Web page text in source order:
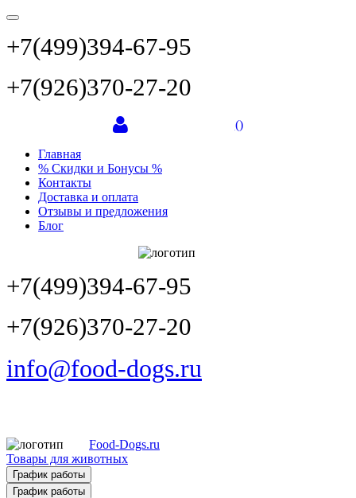
+7(499)394-67-95
+7(926)370-27-20
()
Главная
% Скидки и Бонусы %
Контакты
Доставка и оплата
Отзывы и предложения
Блог
+7(499)394-67-95
+7(926)370-27-20
info@food-dogs.ru
Food-Dogs.ru
Товары для животных
График работы
График работы